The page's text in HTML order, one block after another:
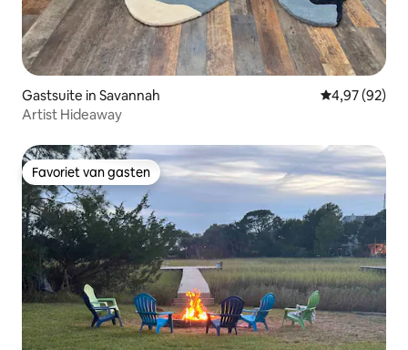
Gastsuite in Savannah Gemiddelde
4,97 (92)
Artist Hideaway
Favoriet van gasten
Favoriet van gasten